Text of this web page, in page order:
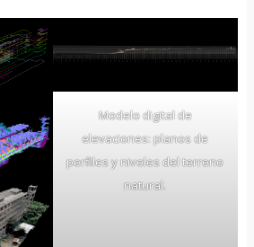
Modelo digital de
elevaciones: planos de
perfiles y niveles del terreno
natural.